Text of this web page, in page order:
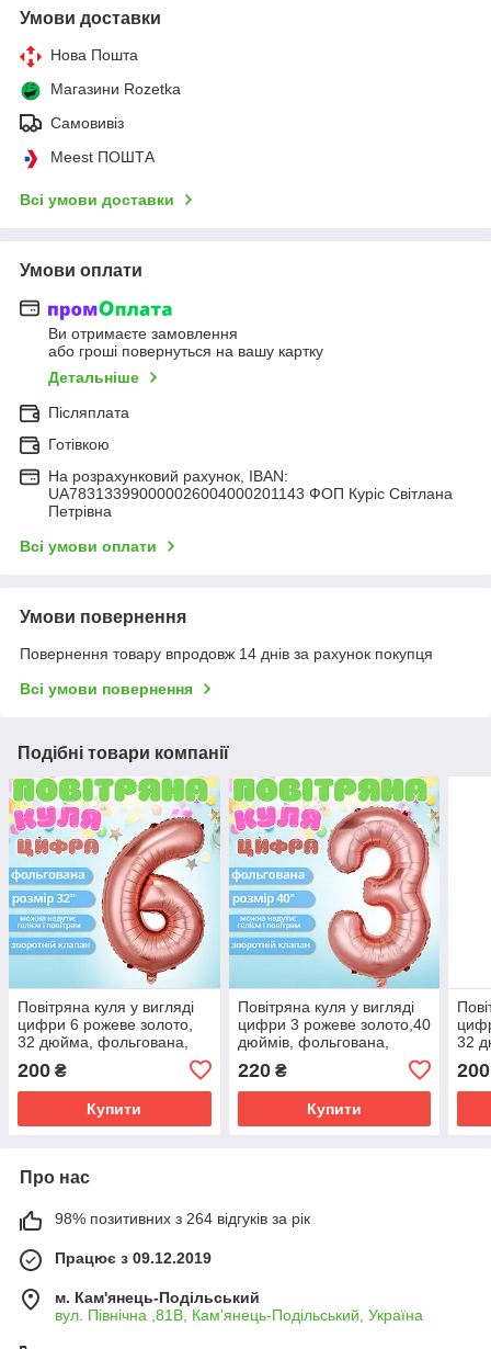
Умови доставки
Нова Пошта
Магазини Rozetka
Самовивіз
Meest ПОШТА
Всі умови доставки
Умови оплати
Ви отримаєте замовлення
або гроші повернуться на вашу картку
Детальніше
Післяплата
Готівкою
На розрахунковий рахунок, IBAN:
UA783133990000026004000201143 ФОП Куріс Світлана
Петрівна
Всі умови оплати
Умови повернення
Повернення товару впродовж 14 днів за рахунок покупця
Всі умови повернення
Подібні товари компанії
Повітряна куля у вигляді
цифри 6 рожеве золото,
32 дюйма, фольгована,
народження, річниць
200 ₴
Купити
Повітряна куля у вигляді
цифри 3 рожеве золото,40
дюймів, фольгована,
народження,річниць
220₴
Купити
32
200
Про нас
98% позитивних з 264 відгуків за рік
Працює з 09.12.2019
м. Кам'янець-Подільський
вул. Північна ,81В, Кам'янець-Подільський, Україна